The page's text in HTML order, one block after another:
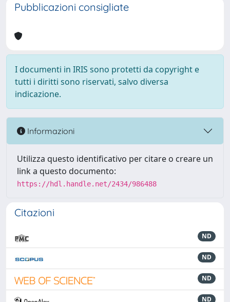
Pubblicazioni consigliate
I documenti in IRIS sono protetti da copyright e
tutti i diritti sono riservati, salvo diversa
indicazione.
Informazioni
Utilizza questo identificativo per citare o creare un
link a questo documento:
https://hdl.handle.net/2434/986488
Citazioni
ND
ND
ND
ND